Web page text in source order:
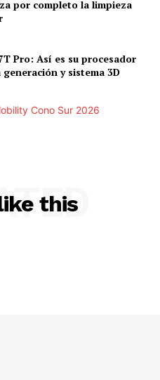
por completo la limpieza
Pro: Así es su procesador
generación y sistema 3D
this